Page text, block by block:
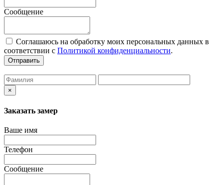
Сообщение
Соглашаюсь на обработку моих персональных данных в
соответствии с Политикой конфиденциальности.
Отправить
×
Заказать замер
Ваше имя
Телефон
Сообщение